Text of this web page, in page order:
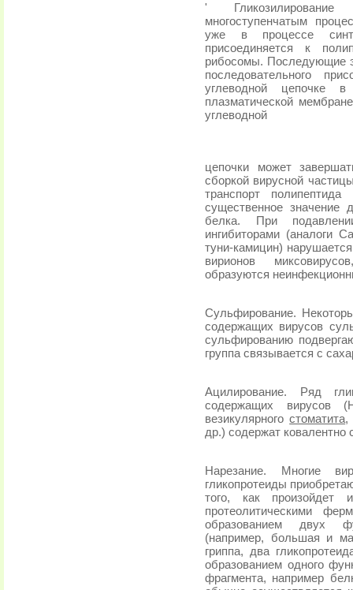
'
многоступенчатым
уже в процессе
присоединяется к
рибосомы. Последующие
последовательного
углеводной цепочке
плазматической
углеводной
цепочки может
сборкой вирусной
транспорт
существенное значение
белка. При
ингибиторами (ана­логи
туни-камицин)
вирионов
образуются
Сульфирование.
содержащих вирусов
сульфированию
группа связывается с
Ацилирование. Ряд
содержащих вирусов
везикулярногостоматита,
др.) содержат
Нарезание. Многие
гликопротеиды
того, как произойдет
протеолитическими
образованием двух
(например, большая и
гриппа, два
образованием одного
фрагмента, например